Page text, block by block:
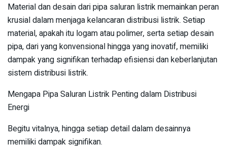
Material dan desain dari pipa saluran listrik memainkan peran
krusial dalam menjaga kelancaran distribusi listrik. Setiap
material, apakah itu logam atau polimer, serta setiap desain
pipa, dari yang konvensional hingga yang inovatif, memiliki
dampak yang signifikan terhadap efisiensi dan keberlanjutan
sistem distribusi listrik.
Mengapa Pipa Saluran Listrik Penting dalam Distribusi
Energi
Begitu vitalnya, hingga setiap detail dalam desainnya
memiliki dampak signifikan.